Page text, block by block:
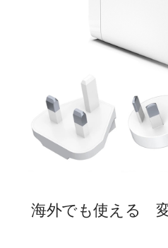
海外でも使える